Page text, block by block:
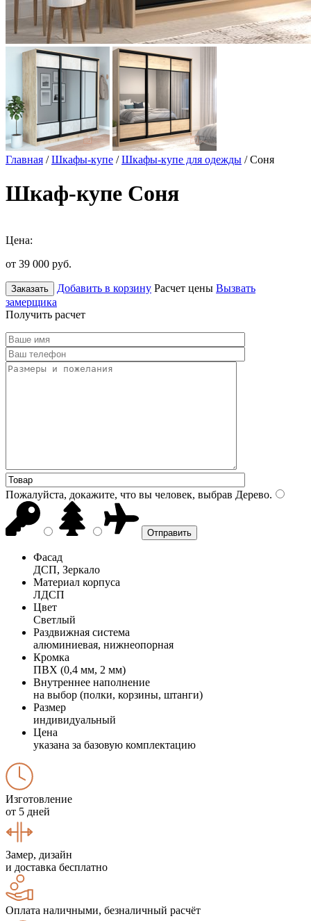
Главная /Шкафы-купе /Шкафы-купе для одежды / Соня
Шкаф-купе Соня
Цена:
от 39 000 руб.
Заказать Добавить в корзину Расчет цены Вызвать
замерщика
Получить расчет
Пожалуйста, докажите, что вы человек, выбрав Дерево.
Фасад
ДСП, Зеркало
Материал корпуса
ЛДСП
Цвет
Светлый
Раздвижная система
алюминиевая, нижнеопорная
Кромка
ПВХ (0,4 мм, 2 мм)
Внутреннее наполнение
на выбор (полки, корзины, штанги)
Размер
индивидуальный
Цена
указана за базовую комплектацию
Изготовление
от 5 дней
Замер, дизайн
и доставка бесплатно
Оплата наличными, безналичный расчёт